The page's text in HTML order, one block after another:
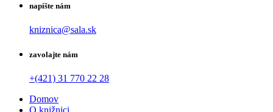
napíšte nám
kniznica@sala.sk
zavolajte nám
+(421) 31 770 22 28
Domov